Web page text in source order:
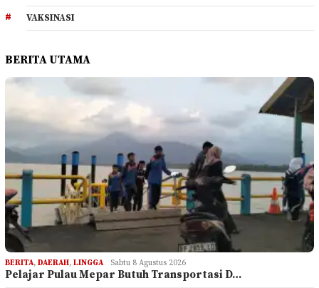
VAKSINASI
BERITA UTAMA
BERITA, DAERAH, LINGGA Sabtu 8 Agustus 2026
Pelajar Pulau Mepar Butuh Transportasi D…